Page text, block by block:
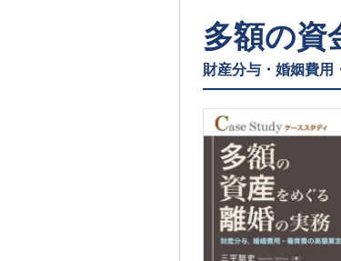
多額の資
財産分与・婚姻費用